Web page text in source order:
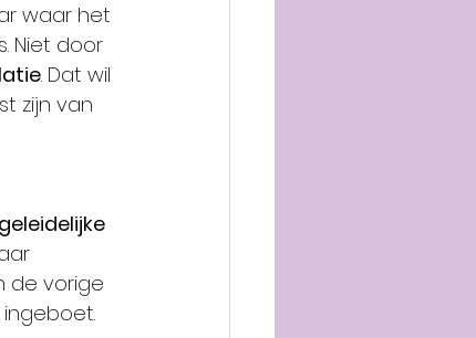
waar het
Niet door
. Dat wil
zijn van
de vorige